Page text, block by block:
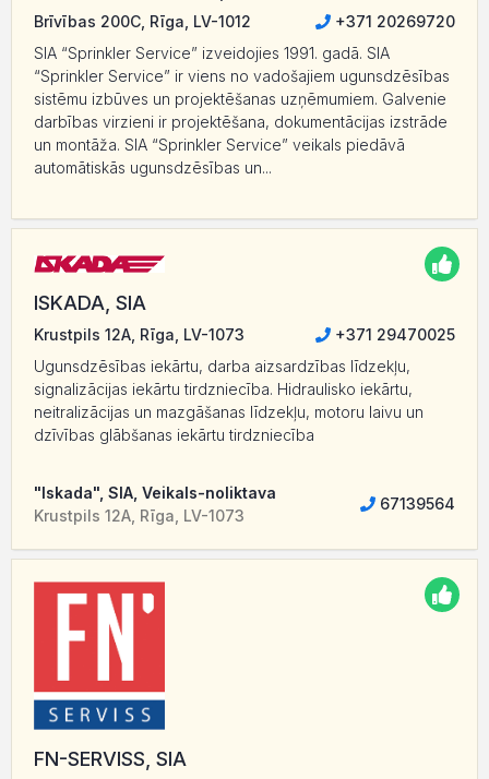
Brīvības 200C, Rīga, LV-1012
+371 20269720
SIA “Sprinkler Service” izveidojies 1991. gadā. SIA
“Sprinkler Service” ir viens no vadošajiem ugunsdzēsības
sistēmu izbūves un projektēšanas uzņēmumiem. Galvenie
darbības virzieni ir projektēšana, dokumentācijas izstrāde
un montāža. SIA “Sprinkler Service” veikals piedāvā
automātiskās ugunsdzēsības un...
ISKADA, SIA
Krustpils 12A, Rīga, LV-1073
+371 29470025
Ugunsdzēsības iekārtu, darba aizsardzības līdzekļu,
signalizācijas iekārtu tirdzniecība. Hidraulisko iekārtu,
neitralizācijas un mazgāšanas līdzekļu, motoru laivu un
dzīvības glābšanas iekārtu tirdzniecība
"Iskada", SIA, Veikals-noliktava
Krustpils 12A, Rīga, LV-1073
67139564
FN-SERVISS, SIA